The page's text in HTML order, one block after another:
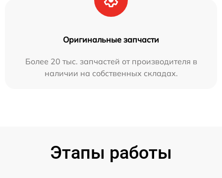
Оригинальные запчасти
Более 20 тыс. запчастей от производителя в
наличии на собственных складах.
Этапы работы